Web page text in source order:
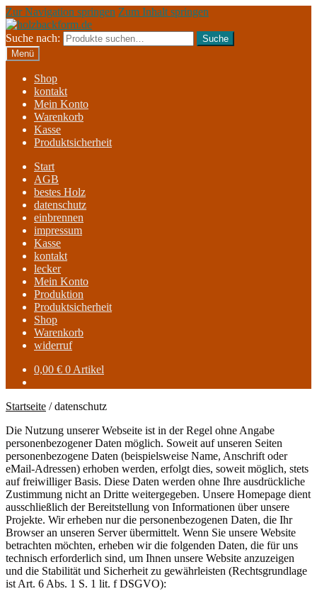
Zur Navigation springen Zum Inhalt springen
Suche nach:
Suche
Menü
Shop
kontakt
Mein Konto
Warenkorb
Kasse
Produktsicherheit
Start
AGB
bestes Holz
datenschutz
einbrennen
impressum
Kasse
kontakt
lecker
Mein Konto
Produktion
Produktsicherheit
Shop
Warenkorb
widerruf
0,00 € 0 Artikel
Startseite /datenschutz
Die Nutzung unserer Webseite ist in der Regel ohne Angabe
personenbezogener Daten möglich. Soweit auf unseren Seiten
personenbezogene Daten (beispielsweise Name, Anschrift oder
eMail-Adressen) erhoben werden, erfolgt dies, soweit möglich, stets
auf freiwilliger Basis. Diese Daten werden ohne Ihre ausdrückliche
Zustimmung nicht an Dritte weitergegeben. Unsere Homepage dient
ausschließlich der Bereitstellung von Informationen über unsere
Projekte. Wir erheben nur die personenbezogenen Daten, die Ihr
Browser an unseren Server übermittelt. Wenn Sie unsere Website
betrachten möchten, erheben wir die folgenden Daten, die für uns
technisch erforderlich sind, um Ihnen unsere Website anzuzeigen
und die Stabilität und Sicherheit zu gewährleisten (Rechtsgrundlage
ist Art. 6 Abs. 1 S. 1 lit. f DSGVO):